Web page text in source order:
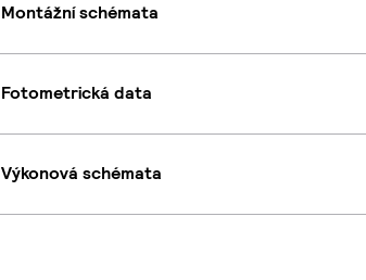
Montážní schémata
Fotometrická data
Výkonová schémata